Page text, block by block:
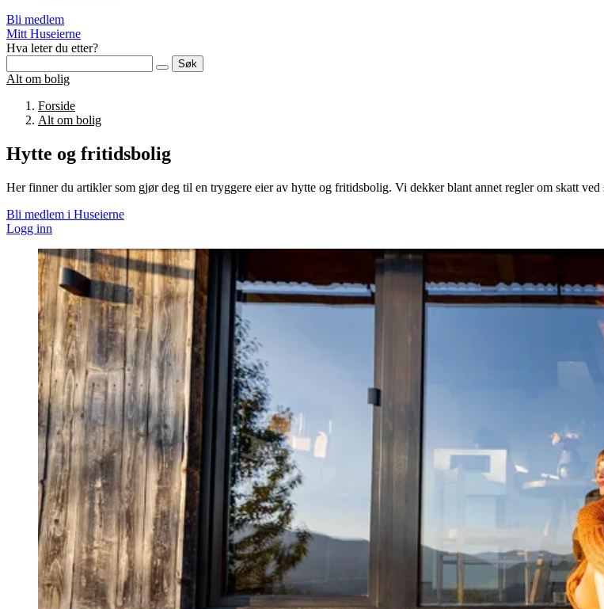
Bli medlem
Mitt Huseierne
Hva leter du etter?
Søk
Alt om bolig
Forside
Alt om bolig
Hytte og fritidsbolig
Her finner du artikler som gjør deg til en tryggere eier av hytte og fritidsbolig. Vi dekker blant annet regler om skatt
Bli medlem i Huseierne
Logg inn